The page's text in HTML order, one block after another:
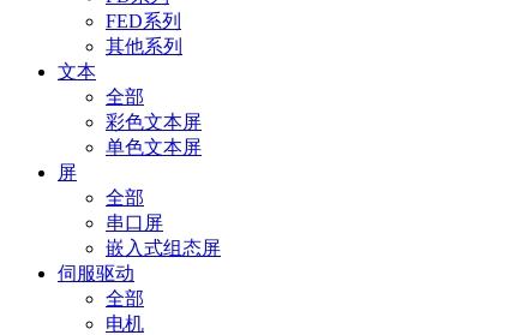
FED系列
其他系列
文本
全部
彩色文本屏
单色文本屏
屏
全部
串口屏
嵌入式组态屏
伺服驱动
全部
电机